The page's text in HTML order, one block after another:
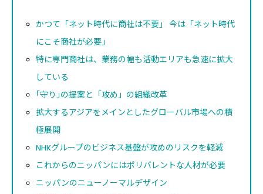
かつて「ネット時代に商社は不要」 今は「ネット時代
にこそ商社が必要」
特に専門商社は、業務の幅も活動エリアも急速に拡大
している
｢守り｣の提案と「攻め」の組織改革
拡大するアジアをメインとしたグローバル市場への積
極展開
NHKグループのビジネス基盤が攻めのリスクを軽減
これからのニッパンにはポリバレントな人材が必要
ニッパンのニューノーマルデザイン